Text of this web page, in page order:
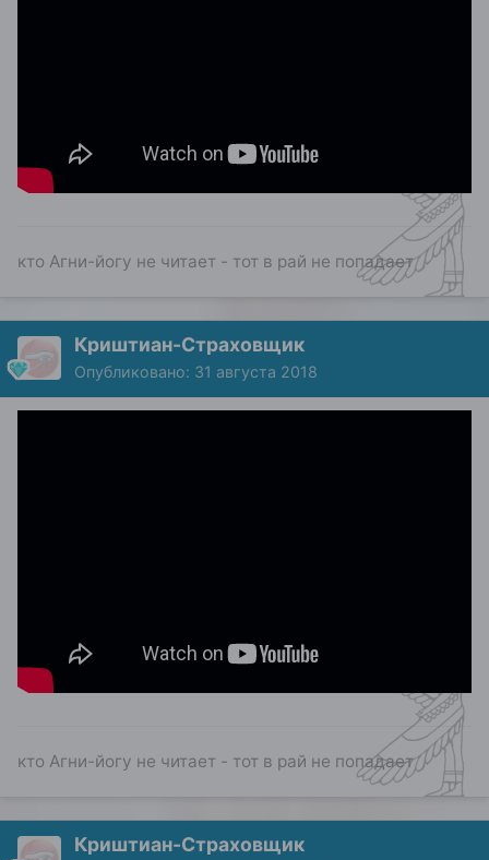
кто Агни-йогу не читает - тот в рай не попадает
Криштиан-Страховщик
Опубликовано: 31 августа 2018
кто Агни-йогу не читает - тот в рай не попадает
Криштиан-Страховщик